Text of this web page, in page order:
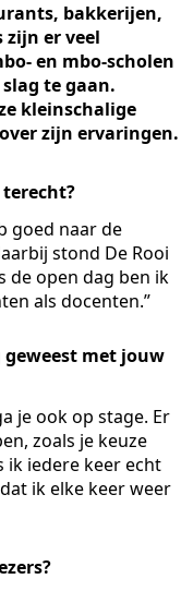
bakkerijen,
zijn er veel
en mbo-scholen
te gaan.
kleinschalige
zijn ervaringen.
terecht?
goed naar de
stond De Rooi
de open dag ben ik
als docenten.”
met jouw
je ook op stage. Er
zoals je keuze
ik iedere keer echt
ik elke keer weer